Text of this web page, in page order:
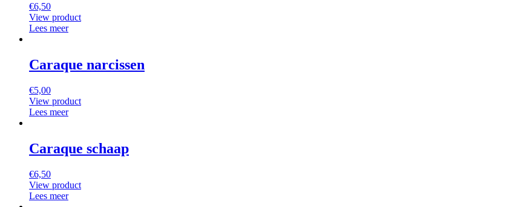
€6,50
View product
Lees meer
Caraque narcissen
€5,00
View product
Lees meer
Caraque schaap
€6,50
View product
Lees meer